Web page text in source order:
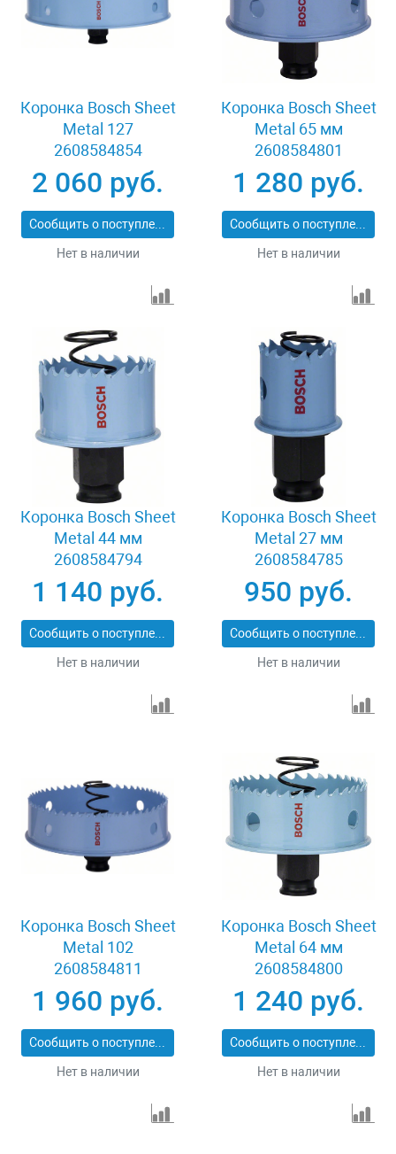
Коронка Bosch Sheet
Metal 127
2608584854
2 060 руб.
Сообщить о поступлении
Нет в наличии
Коронка Bosch Sheet
Metal 65 мм
2608584801
1 280 руб.
Сообщить о поступлении
Нет в наличии
Коронка Bosch Sheet
Metal 44 мм
2608584794
1 140 руб.
Сообщить о поступлении
Нет в наличии
Коронка Bosch Sheet
Metal 27 мм
2608584785
950 руб.
Сообщить о поступлении
Нет в наличии
Коронка Bosch Sheet
Metal 102
2608584811
1 960 руб.
Сообщить о поступлении
Нет в наличии
Коронка Bosch Sheet
Metal 64 мм
2608584800
1 240 руб.
Сообщить о поступлении
Нет в наличии